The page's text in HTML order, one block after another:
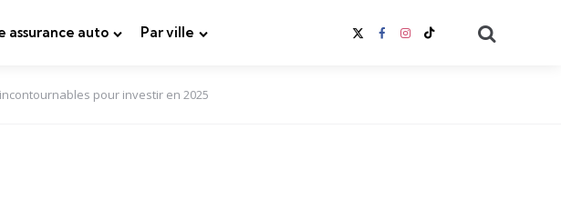
assurance auto Par ville
pour investir en 2025